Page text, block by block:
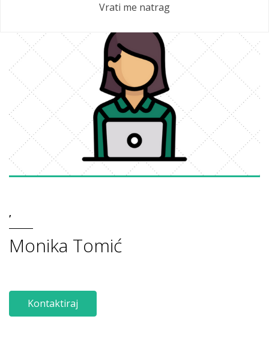
Vrati me natrag
,
Monika Tomić
Kontaktiraj